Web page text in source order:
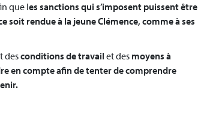
que les sanctions qui s’imposent puissent être
soit rendue à la jeune Clémence, comme à ses
desconditions de travail et des moyens à
en compte afin de tenter de comprendre